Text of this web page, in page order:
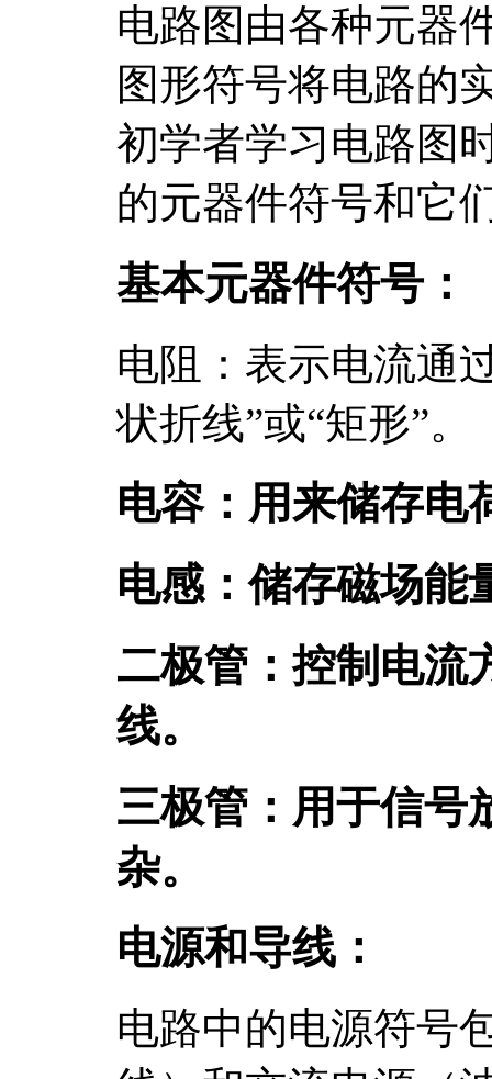
电路图由各种元器
图形符号将电路的
初学者学习电路图
的元器件符号和它
基本元器件符号：
电阻：表示电流通
状折线”或“矩形”。
电容：用来储存电
电感：储存磁场能
二极管：控制电流
线。
三极管：用于信号
杂。
电源和导线：
电路中的电源符号